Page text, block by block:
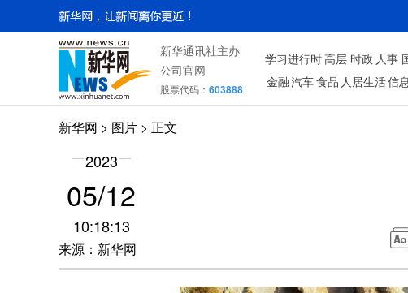
新华通讯社主办
公司官网
股票代码： 603888
学习进行时高层 时政 人事
金融汽车食品 人居生活信
新华网 > 图片 > 正文
2023
05/12
10:18:13
来源：新华网